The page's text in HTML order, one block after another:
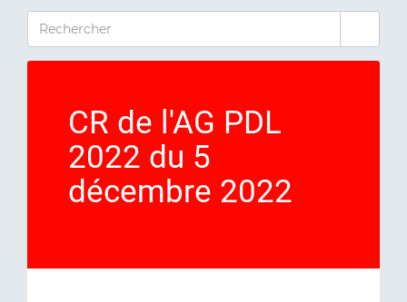
RECHERCHER
CR de l'AG PDL
2022 du 5
décembre 2022